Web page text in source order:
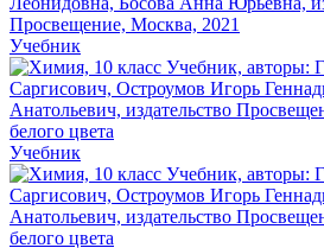
Учебник
Учебник